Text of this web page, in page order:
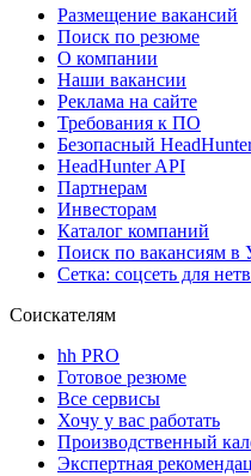
Размещение вакансий
Поиск по резюме
О компании
Наши вакансии
Реклама на сайте
Требования к ПО
Безопасный
HeadHunter API
Партнерам
Инвесторам
Каталог компаний
Поиск по вакансиям в
Сетка: соцсеть для
Соискателям
hh PRO
Готовое резюме
Все сервисы
Хочу у вас работать
Производственный
Экспертная